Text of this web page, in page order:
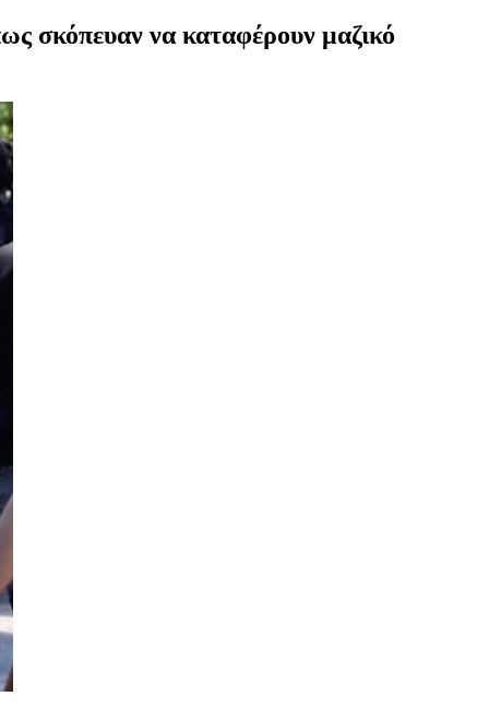
σκόπευαν να καταφέρουν μαζικό